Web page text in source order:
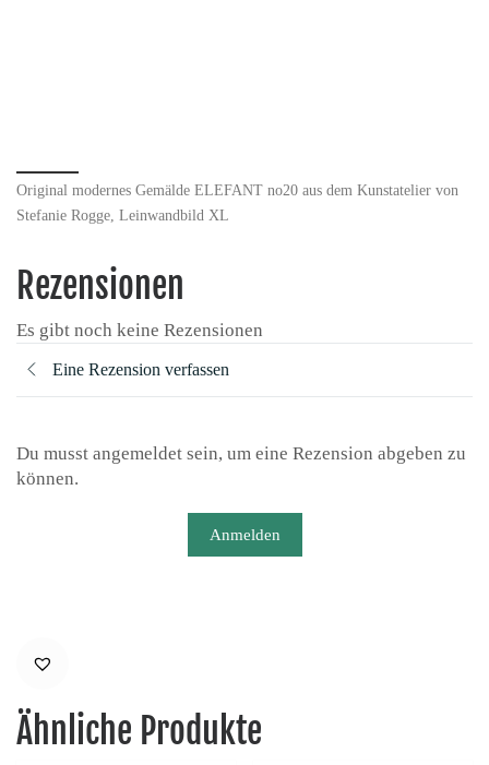
Original modernes Gemälde ELEFANT no20 aus dem Kunstatelier von
Stefanie Rogge, Leinwandbild XL
Rezensionen
Es gibt noch keine Rezensionen
Eine Rezension verfassen
Du musst angemeldet sein, um eine Rezension abgeben zu
können.
Anmelden
Ähnliche Produkte